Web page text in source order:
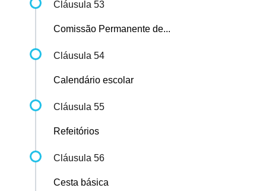
Cláusula 53
Comissão Permanente de...
Cláusula 54
Calendário escolar
Cláusula 55
Refeitórios
Cláusula 56
Cesta básica